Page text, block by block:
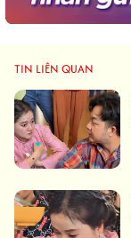
TIN LIÊN QUAN